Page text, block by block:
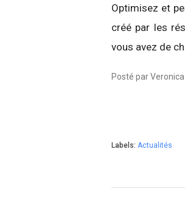
Optimisez et
créé par les
vous avez de
Posté par
Labels: Actualités